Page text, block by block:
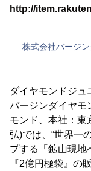
http://
株式会社バージ
ダイヤモンドジュ
バージンダイヤモ
モンド、本社：東
弘)では、“世界一
プする「鉱山現地
『2億円極袋』の